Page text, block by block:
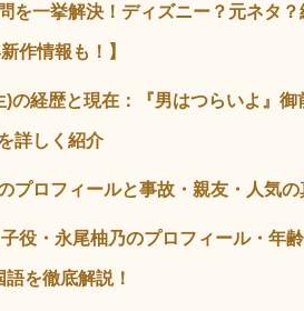
を一挙解決！ディズニー？元ネタ
作情報も！】
)の経歴と現在：『男はつらいよ』
詳しく紹介
プロフィールと事故・親友・人気の
子役・永尾柚乃のプロフィール・年
を徹底解説！